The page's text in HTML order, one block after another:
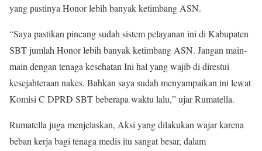
yang pastinya Honor lebih banyak ketimbang ASN.
“Saya pastikan pincang sudah sistem pelayanan ini di Kabupaten
SBT jumlah Honor lebih banyak ketimbang ASN. Jangan main-
main dengan tenaga kesehatan Ini hal yang wajib di direstui
kesejahteraan nakes. Bahkan saya sudah menyampaikan ini lewat
Komisi C DPRD SBT beberapa waktu lalu,” ujar Rumatella.
Rumatella juga menjelaskan, Aksi yang dilakukan wajar karena
beban kerja bagi tenaga medis itu sangat besar, dalam